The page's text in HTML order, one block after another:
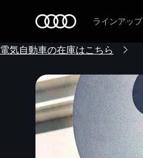
ラインアップ
電気自動車の在庫はこちら